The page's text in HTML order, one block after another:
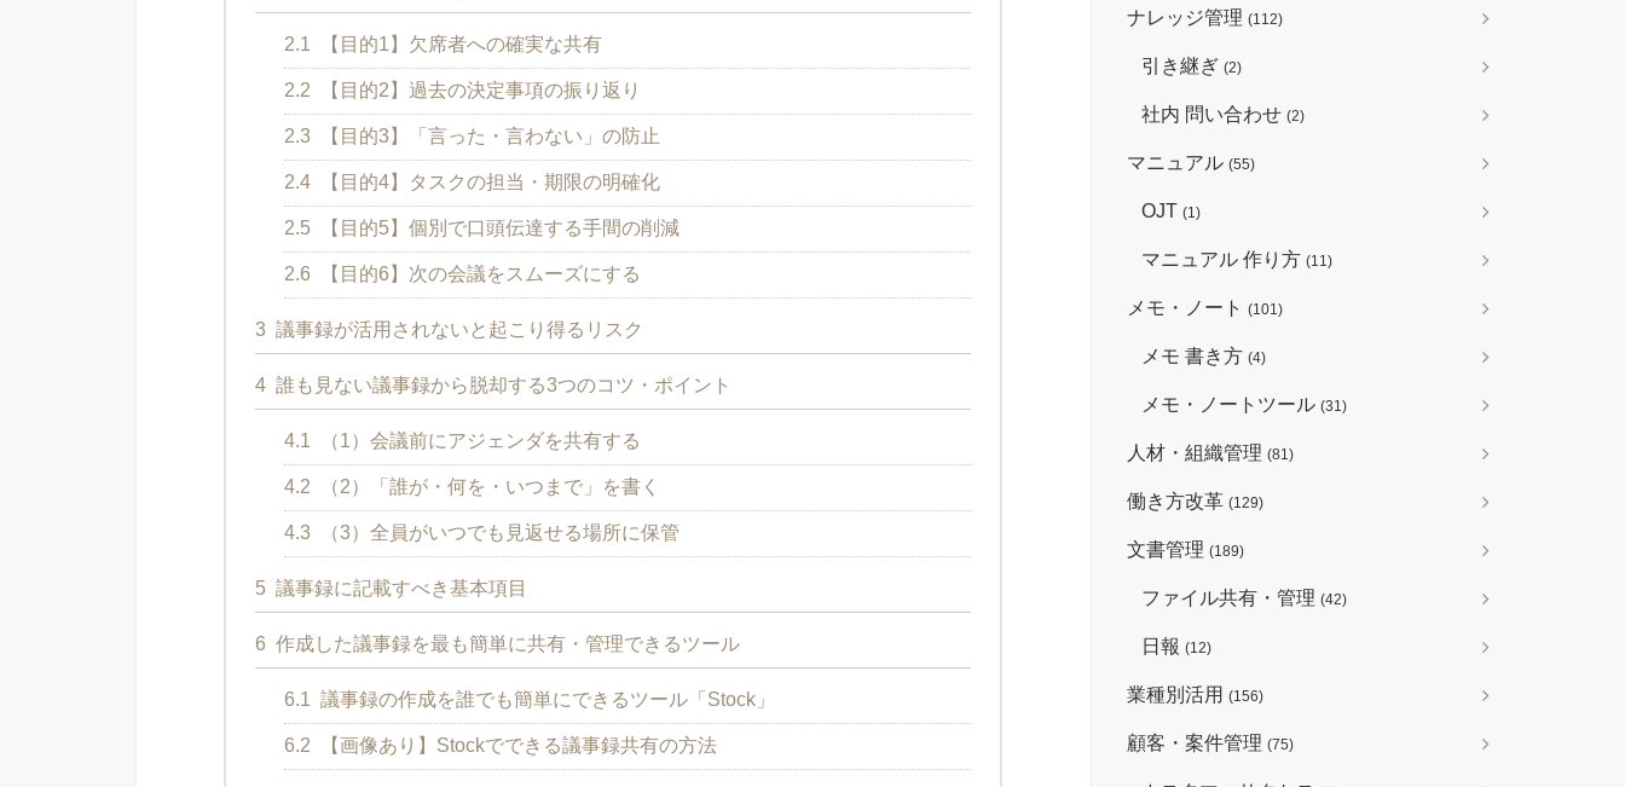
2.1 【目的1】欠席者への確実な共有
2.2 【目的2】過去の決定事項の振り返り
2.3 【目的3】「言った・言わない」の防止
2.4 【目的4】タスクの担当・期限の明確化
2.5 【目的5】個別で口頭伝達する手間の削減
2.6 【目的6】次の会議をスムーズにする
3 議事録が活用されないと起こり得るリスク
4 誰も見ない議事録から脱却する3つのコツ・ポイント
4.1 （1）会議前にアジェンダを共有する
4.2 （2）「誰が・何を・いつまで」を書く
4.3 （3）全員がいつでも見返せる場所に保管
5 議事録に記載すべき基本項目
6 作成した議事録を最も簡単に共有・管理できるツール
6.1 議事録の作成を誰でも簡単にできるツール「Stock」
6.2 【画像あり】Stockでできる議事録共有の方法
ナレッジ管理 (112)
引き継ぎ (2)
社内 問い合わせ (2)
マニュアル (55)
OJT (1)
マニュアル 作り方 (11)
メモ・ノート (101)
メモ 書き方 (4)
メモ・ノートツール (31)
人材・組織管理 (81)
働き方改革 (129)
文書管理 (189)
ファイル共有・管理 (42)
日報 (12)
業種別活用 (156)
顧客・案件管理 (75)